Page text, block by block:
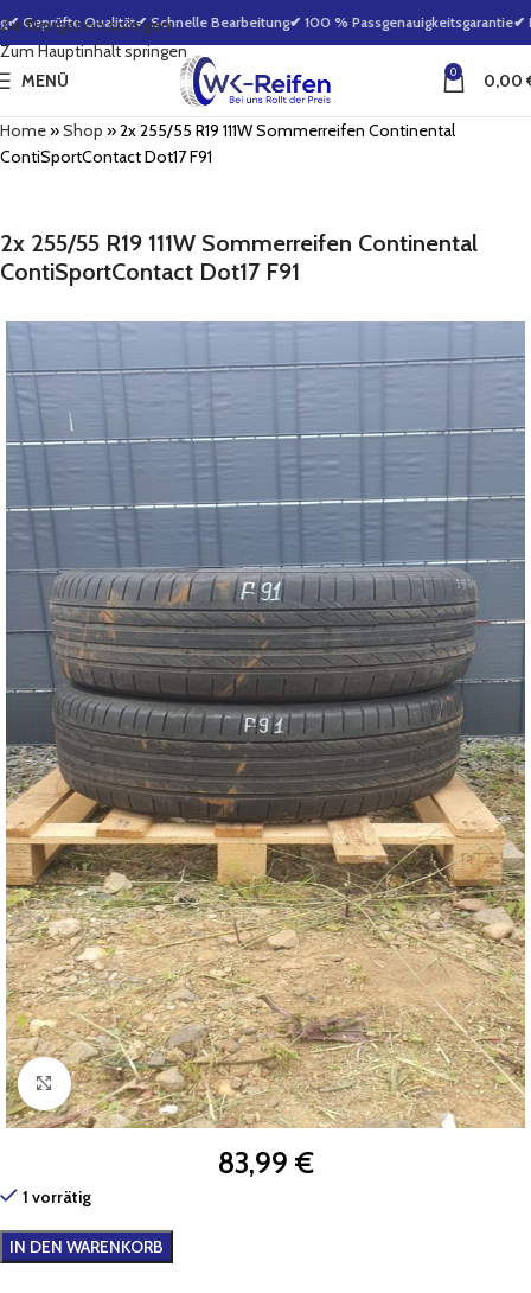
Zur Navigation springen
Zum Hauptinhalt springen
Geprüfte Qualität✔ Schnelle Bearbeitung✔ 100 % Passgenauigkeitsgarantie✔
MENÜ 0 0,00
Home»Shop »2x 255/55 R19 111W Sommerreifen Continental
ContiSportContact Dot17 F91
2x 255/55 R19 111W Sommerreifen Continental
ContiSportContact Dot17 F91
Zum Vergrößern klicken
83,99 €
1 vorrätig
IN DEN WARENKORB